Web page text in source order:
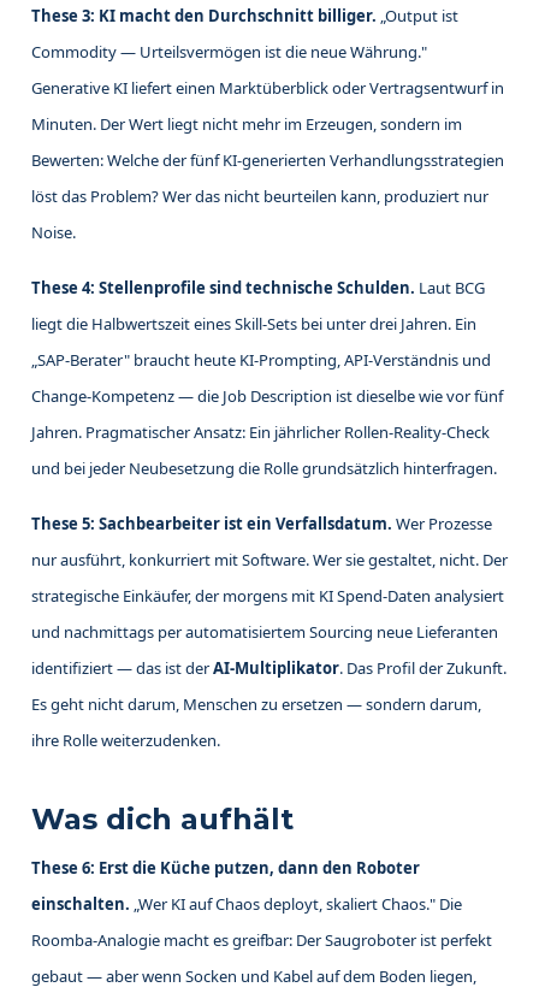
These 3: KI macht den Durchschnitt billiger. „Output ist
Commodity — Urteilsvermögen ist die neue Währung."
Generative KI liefert einen Marktüberblick oder Vertragsentwurf in
Minuten. Der Wert liegt nicht mehr im Erzeugen, sondern im
Bewerten: Welche der fünf KI-generierten Verhandlungsstrategien
löst das Problem? Wer das nicht beurteilen kann, produziert nur
Noise.
These 4: Stellenprofile sind technische Schulden. Laut BCG
liegt die Halbwertszeit eines Skill-Sets bei unter drei Jahren. Ein
„SAP-Berater" braucht heute KI-Prompting, API-Verständnis und
Change-Kompetenz — die Job Description ist dieselbe wie vor fünf
Jahren. Pragmatischer Ansatz: Ein jährlicher Rollen-Reality-Check
und bei jeder Neubesetzung die Rolle grundsätzlich hinterfragen.
These 5: Sachbearbeiter ist ein Verfallsdatum. Wer Prozesse
nur ausführt, konkurriert mit Software. Wer sie gestaltet, nicht. Der
strategische Einkäufer, der morgens mit KI Spend-Daten analysiert
und nachmittags per automatisiertem Sourcing neue Lieferanten
identifiziert — das ist derAI-Multiplikator. Das Profil der Zukunft.
Es geht nicht darum, Menschen zu ersetzen — sondern darum,
ihre Rolle weiterzudenken.
Was dich aufhält
These 6: Erst die Küche putzen, dann den Roboter
einschalten. „Wer KI auf Chaos deployt, skaliert Chaos." Die
Roomba-Analogie macht es greifbar: Der Saugroboter ist perfekt
gebaut — aber wenn Socken und Kabel auf dem Boden liegen,